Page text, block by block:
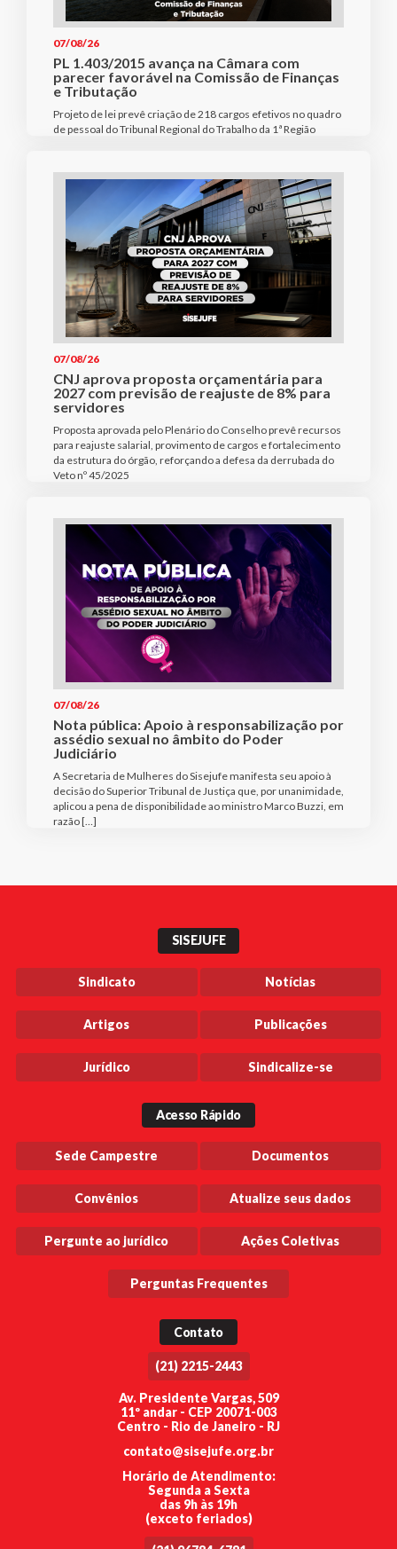
07/08/26
PL 1.403/2015 avança na Câmara com
parecer favorável na Comissão de Finanças
e Tributação
Projeto de lei prevê criação de 218 cargos efetivos no quadro
de pessoal do Tribunal Regional do Trabalho da 1ª Região
07/08/26
CNJ aprova proposta orçamentária para
2027 com previsão de reajuste de 8% para
servidores
Proposta aprovada pelo Plenário do Conselho prevê recursos
para reajuste salarial, provimento de cargos e fortalecimento
da estrutura do órgão, reforçando a defesa da derrubada do
Veto nº 45/2025
07/08/26
Nota pública: Apoio à responsabilização por
assédio sexual no âmbito do Poder
Judiciário
A Secretaria de Mulheres do Sisejufe manifesta seu apoio à
decisão do Superior Tribunal de Justiça que, por unanimidade,
aplicou a pena de disponibilidade ao ministro Marco Buzzi, em
razão […]
SISEJUFE
Sindicato Notícias
Artigos Publicações
Jurídico Sindicalize-se
Acesso Rápido
Sede Campestre Documentos
Convênios Atualize seus dados
Pergunte ao jurídico Ações Coletivas
Perguntas Frequentes
Contato
(21) 2215-2443
Av. Presidente Vargas, 509
11º andar - CEP 20071-003
Centro - Rio de Janeiro - RJ
contato@sisejufe.org.br
Horário de Atendimento:
Segunda a Sexta
das 9h às 19h
(exceto feriados)